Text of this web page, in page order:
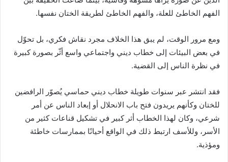
الفهم الخاطئ للعلة، والفهم الخاطئ لطريقة الختان نفسها.
ومع مرور الوقت، لم يبق هذا الخلاف مجرد نقاش فكري، بل تحوّل
في بعض البيئات إلى خطاب ديني واجتماعي واسع أثّر بصورة كبيرة
في نظرة الناس إلى القضية.
فقد انتشر عبر سنوات طويلة خطاب ديني حماسي يُصوّر الرافضين
للختان وكأنهم يريدون فتح باب الانحلال أو إبعاد الناس عن أمر
شرعي، وكان لهذا الخطاب أثر كبير في تشكيل قناعات كثير من
الأسر، وللأسف ارتبط ذلك في الواقع أحيانًا بممارسات خاطئة
ومؤذية.